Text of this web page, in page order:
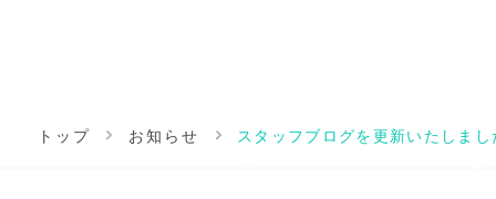
トップ お知らせ スタッフブログを更新いたしまし